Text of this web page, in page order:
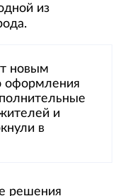
из
новым
оформления
и
в
решения